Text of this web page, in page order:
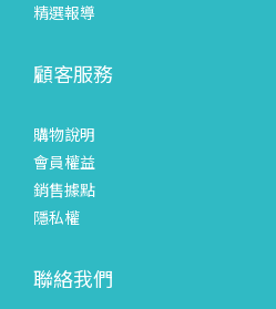
精選報導
顧客服務
購物說明
會員權益
銷售據點
隱私權
聯絡我們